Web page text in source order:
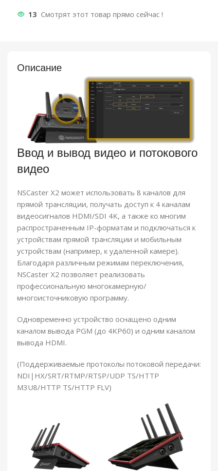
13 Смотрят этот товар прямо сейчас !
Описание
Ввод и вывод видео и потокового
видео
NSCaster X2 может использовать 8 каналов для
прямой трансляции, получать доступ к 4 каналам
видеосигналов HDMI/SDI 4K, а также ко многим
распространенным IP-форматам и подключаться к
устройствам прямой трансляции и мобильным
устройствам (например, к удаленной камере).
Благодаря различным режимам переключения,
NSCaster X2 позволяет реализовать
профессиональную многокамерную/
многоисточниковую программу.
Одновременно устройство оснащено одним
каналом вывода PGM (до 4KP60) и одним каналом
вывода HDMI.
(Поддерживаемые протоколы потоковой передачи:
NDI|HX/SRT/RTMP/RTSP/UDP TS/HTTP
M3U8/HTTP TS/HTTP FLV)